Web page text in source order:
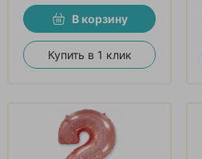
В корзину
Купить в 1 клик